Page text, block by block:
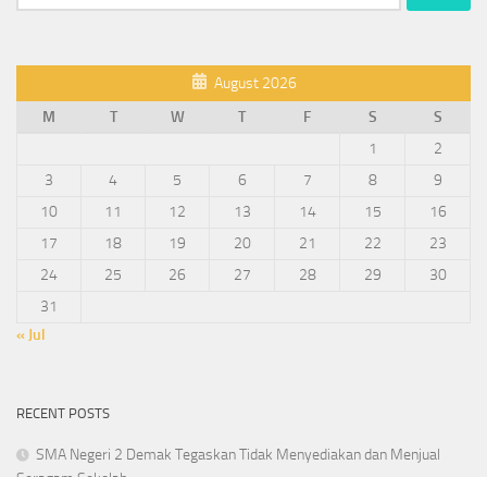
August 2026
M
T W T F S
S
1
2
3
4 5 6 7 8
9
10
11 12 13 14 15
16
17
18 19 20 21 22
23
24
25 26 27 28 29
30
31
« Jul
RECENT POSTS
SMA Negeri 2 Demak Tegaskan Tidak Menyediakan dan Menjual